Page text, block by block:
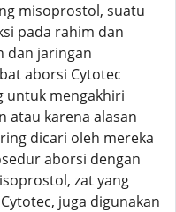
misoprostol, suatu
pada rahim dan
dan jaringan
aborsi Cytotec
untuk mengakhiri
atau karena alasan
dicari oleh mereka
aborsi dengan
zat yang
juga digunakan